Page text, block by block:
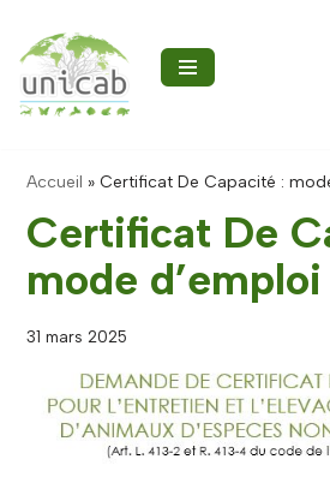
Aller
au
contenu
Accueil » Certificat De Capacité :
Certificat De
mode d’emploi
31 mars 2025